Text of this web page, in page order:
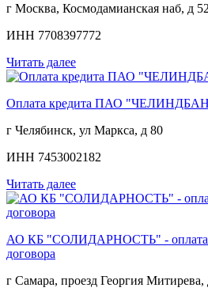
г Москва, Космодамианская наб, д
ИНН 7708397772
Читать далее
Оплата кредита ПАО
г Челябинск, ул Маркса, д 80
ИНН 7453002182
Читать далее
АО КБ "СОЛИДАРНОСТЬ" - оплата
договора
г Самара, проезд Георгия Митирева,